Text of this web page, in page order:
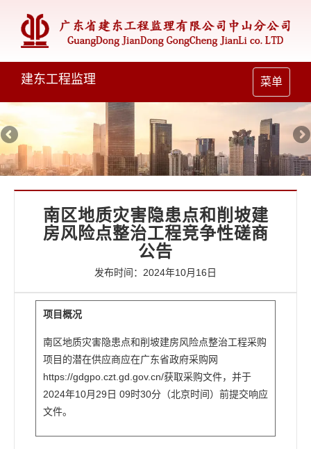
Toggle
navigation
菜单
建东工程监理
南区地质灾害隐患点和削坡建
房风险点整治工程竞争性磋商
公告
发布时间：2024年10月16日
项目概况
南区地质灾害隐患点和削坡建房风险点整治工程采购
项目的潜在供应商应在广东省政府采购网
https://gdgpo.czt.gd.gov.cn/获取采购文件，并于
2024年10月29日 09时30分（北京时间）前提交响应
文件。